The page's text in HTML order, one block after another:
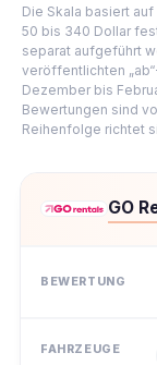
Die Skala basiert
50 bis 340 Dollar
separat aufgeführt
veröffentlichten
Dezember bis
Bewertungen sind
Reihenfolge richtet
GO